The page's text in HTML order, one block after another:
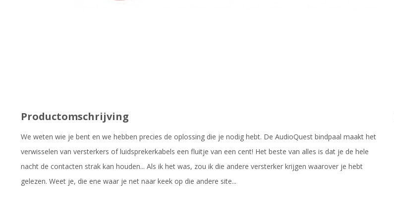
Productomschrijving
We weten wie je bent en we hebben precies de oplossing die je nodig hebt. De AudioQuest bindpaal maakt het
verwisselen van versterkers of luidsprekerkabels een fluitje van een cent! Het beste van alles is dat je de hele
nacht de contacten strak kan houden... Als ik het was, zou ik die andere versterker krijgen waarover je hebt
gelezen. Weet je, die ene waar je net naar keek op die andere site...